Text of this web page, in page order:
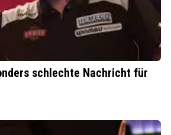
schlechte Nachricht für